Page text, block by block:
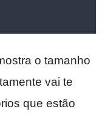
o tamanho
vai te
que estão